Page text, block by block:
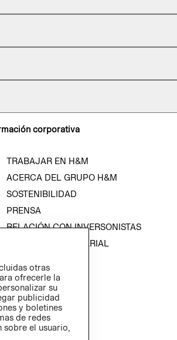
corporativa
TRABAJAR EN H&M
ACERCA DEL GRUPO H&M
SOSTENIBILIDAD
PRENSA
RELACIÓN CON INVERSONISTAS
POLÍTICA EMPRESARIAL
otras
ofrecerle la
su
publicidad
y boletines
de redes
el usuario,